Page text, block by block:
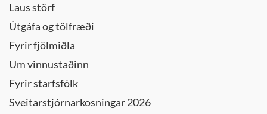
Laus störf
Útgáfa og tölfræði
Fyrir fjölmiðla
Um vinnustaðinn
Fyrir starfsfólk
Sveitarstjórnarkosningar 2026